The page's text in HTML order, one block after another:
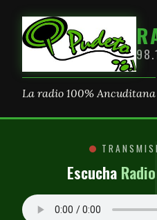
La radio 100% Ancuditana
Escucha